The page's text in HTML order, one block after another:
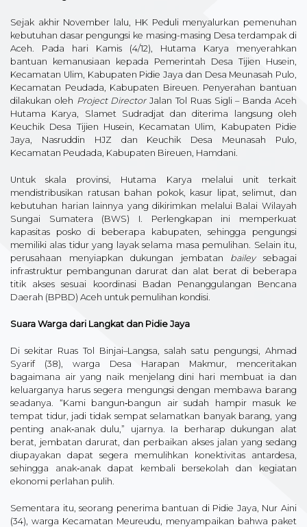
Sejak akhir November lalu, HK Peduli menyalurkan pemenuhan
kebutuhan dasar pengungsi ke masing-masing Desa terdampak di
Aceh. Pada hari Kamis (4/12), Hutama Karya menyerahkan
bantuan kemanusiaan kepada Pemerintah Desa Tijien Husein,
Kecamatan Ulim, Kabupaten Pidie Jaya dan Desa Meunasah Pulo,
Kecamatan Peudada, Kabupaten Bireuen. Penyerahan bantuan
dilakukan oleh Project DirectorJalan Tol Ruas Sigli – Banda Aceh
Hutama Karya, Slamet Sudradjat dan diterima langsung oleh
Keuchik Desa Tijien Husein, Kecamatan Ulim, Kabupaten Pidie
Jaya, Nasruddin HJZ dan Keuchik Desa Meunasah Pulo,
Kecamatan Peudada, Kabupaten Bireuen, Hamdani.
Untuk skala provinsi, Hutama Karya melalui unit terkait
mendistribusikan ratusan bahan pokok, kasur lipat, selimut, dan
kebutuhan harian lainnya yang dikirimkan melalui Balai Wilayah
Sungai Sumatera (BWS) I. Perlengkapan ini memperkuat
kapasitas posko di beberapa kabupaten, sehingga pengungsi
memiliki alas tidur yang layak selama masa pemulihan. Selain itu,
perusahaan menyiapkan dukungan jembatan baileysebagai
infrastruktur pembangunan darurat dan alat berat di beberapa
titik akses sesuai koordinasi Badan Penanggulangan Bencana
Daerah (BPBD) Aceh untuk pemulihan kondisi.
Suara Warga dari Langkat dan Pidie Jaya
Di sekitar Ruas Tol Binjai–Langsa, salah satu pengungsi, Ahmad
Syarif (38), warga Desa Harapan Makmur, menceritakan
bagaimana air yang naik menjelang dini hari membuat ia dan
keluarganya harus segera mengungsi dengan membawa barang
seadanya. “Kami bangun‑bangun air sudah hampir masuk ke
tempat tidur, jadi tidak sempat selamatkan banyak barang, yang
penting anak‑anak dulu,” ujarnya. Ia berharap dukungan alat
berat, jembatan darurat, dan perbaikan akses jalan yang sedang
diupayakan dapat segera memulihkan konektivitas antardesa,
sehingga anak‑anak dapat kembali bersekolah dan kegiatan
ekonomi perlahan pulih.
Sementara itu, seorang penerima bantuan di Pidie Jaya, Nur Aini
(34), warga Kecamatan Meureudu, menyampaikan bahwa paket